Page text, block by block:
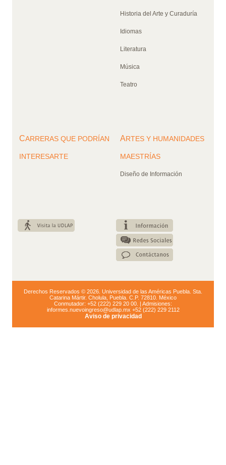
Historia del Arte y Curaduría
Idiomas
Literatura
Música
Teatro
CARRERAS QUE PODRÍAN
INTERESARTE
ARTES Y HUMANIDADES
MAESTRÍAS
Diseño de Información
Derechos Reservados © 2026. Universidad de las Américas Puebla. Sta.
Catarina Mártir. Cholula, Puebla. C.P. 72810. México
Conmutador: +52 (222) 229 20 00. | Admisiones:
informes.nuevoingreso@udlap.mx +52 (222) 229 2112
Aviso de privacidad